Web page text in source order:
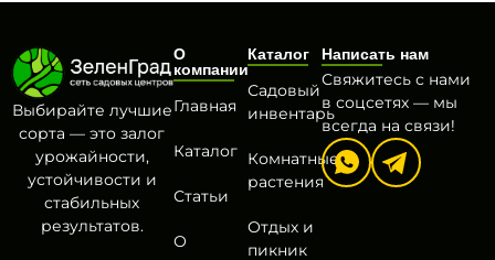
Выбирайте лучшие
сорта — это залог
урожайности,
устойчивости и
стабильных
результатов.
О
компании
Главная
Каталог
Статьи
О
Каталог
Садовый
инвентарь
Комнатные
растения
Отдых и
пикник
Написать нам
Свяжитесь с нами
в соцсетях — мы
всегда на связи!